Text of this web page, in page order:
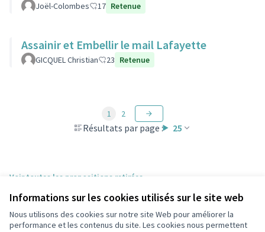
Informations sur les cookies utilisés sur le site web
Nous utilisons des cookies sur notre site Web pour améliorer la
performance et les contenus du site. Les cookies nous permettent
Joël-Colombes 17 Retenue
Assainir et Embellir le mail Lafayette
GICQUEL Christian 23 Retenue
Résultats par page : 25
1 2
Voir toutes les propositions retirées
Conditions d'utilisation
Paramètres des cookies